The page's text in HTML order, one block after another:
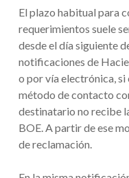
El plazo habitual para
requerimientos suele
desde el día siguiente
notificaciones de
o por vía electrónica,
método de contacto
destinatario no recibe
BOE. A partir de ese
de reclamación.